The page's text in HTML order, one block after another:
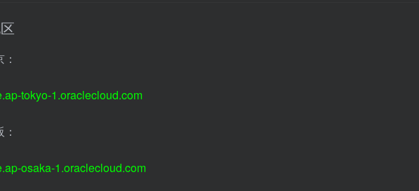
tokyo-1.oraclecloud.com
osaka-1.oraclecloud.com